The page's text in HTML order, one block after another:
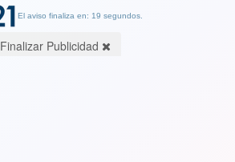
El aviso finaliza en: 19 segundos.
Finalizar Publicidad